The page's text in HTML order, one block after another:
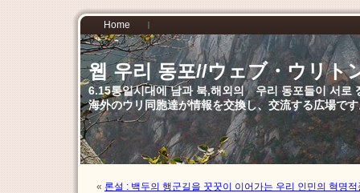
Home
웹 우리 동포//ウェブ・ウリト
6.15통일시대에 남과 북,해외의 우리 동포들이 서로
海外のウリ同胞達が情報を交換し、交流する広場で
« 론설 : 백두의 행군길을 꿋꿋이 이어가는 우리 인민의 혁명적